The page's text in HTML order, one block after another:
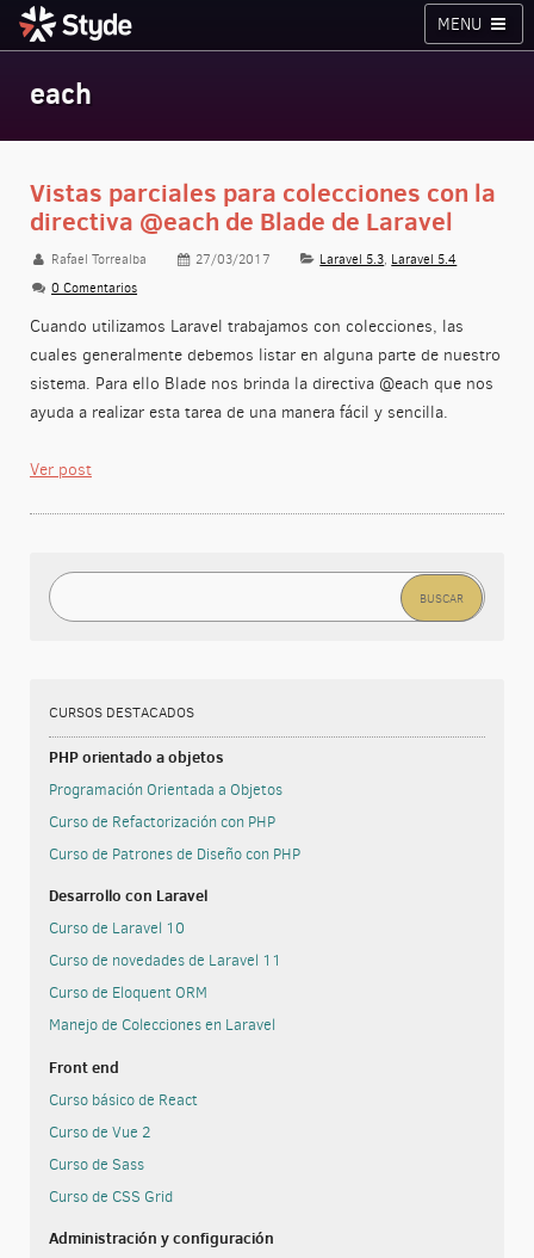
MENU
each
Vistas parciales para colecciones con la
directiva @each de Blade de Laravel
Rafael Torrealba 27/03/2017 Laravel 5.3, Laravel 5.4
0 Comentarios
Cuando utilizamos Laravel trabajamos con colecciones, las
cuales generalmente debemos listar en alguna parte de nuestro
sistema. Para ello Blade nos brinda la directiva @each que nos
ayuda a realizar esta tarea de una manera fácil y sencilla.
Ver post
Buscar:
CURSOS DESTACADOS
PHP orientado a objetos
Programación Orientada a Objetos
Curso de Refactorización con PHP
Curso de Patrones de Diseño con PHP
Desarrollo con Laravel
Curso de Laravel 10
Curso de novedades de Laravel 11
Curso de Eloquent ORM
Manejo de Colecciones en Laravel
Front end
Curso básico de React
Curso de Vue 2
Curso de Sass
Curso de CSS Grid
Administración y configuración